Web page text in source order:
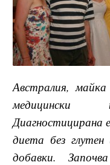
Австралия,
медицински
Диагностицирана
диета без
добавки.